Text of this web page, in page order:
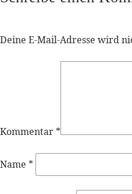
Deine E-Mail-Adresse wird
Kommentar *
Name *